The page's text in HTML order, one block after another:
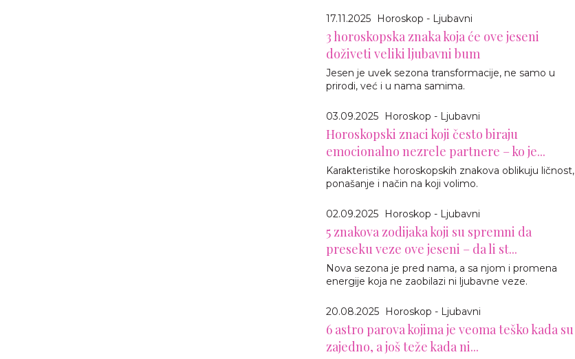
17.11.2025 Horoskop - Ljubavni
3 horoskopska znaka koja će ove jeseni
doživeti veliki ljubavni bum
Jesen je uvek sezona transformacije, ne samo u
prirodi, već i u nama samima.
03.09.2025 Horoskop - Ljubavni
Horoskopski znaci koji često biraju
emocionalno nezrele partnere – ko je...
Karakteristike horoskopskih znakova oblikuju ličnost,
ponašanje i način na koji volimo.
02.09.2025 Horoskop - Ljubavni
5 znakova zodijaka koji su spremni da
preseku veze ove jeseni – da li st...
Nova sezona je pred nama, a sa njom i promena
energije koja ne zaobilazi ni ljubavne veze.
20.08.2025 Horoskop - Ljubavni
6 astro parova kojima je veoma teško kada su
zajedno, a još teže kada ni...